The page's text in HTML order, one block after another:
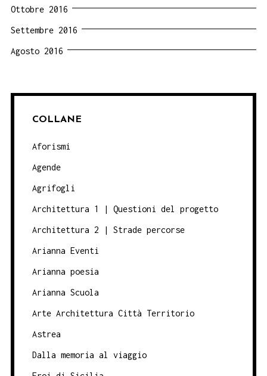
Ottobre 2016
Settembre 2016
Agosto 2016
COLLANE
Aforismi
Agende
Agrifogli
Architettura 1 | Questioni del progetto
Architettura 2 | Strade percorse
Arianna Eventi
Arianna poesia
Arianna Scuola
Arte Architettura Città Territorio
Astrea
Dalla memoria al viaggio